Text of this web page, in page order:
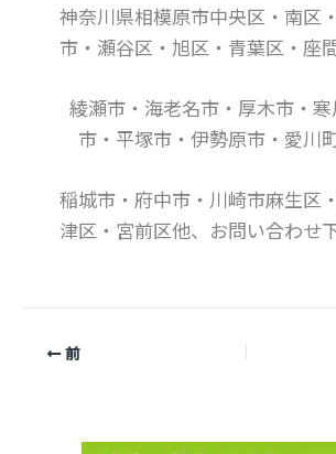
神奈川県相模原市中央区・南区
市・瀬谷区・旭区・青葉区・座
綾瀬市・海老名市・厚木市・
市・平塚市・伊勢原市・愛川
稲城市・府中市・川崎市麻生区
津区・宮前区他、お問い合わせ
前